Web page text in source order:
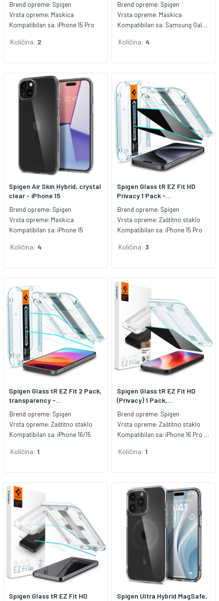
Brend opreme: Spigen
Vrsta opreme: Maskica
Kompatibilan sa: iPhone 15 Pro
Količina: 2
Brend opreme: Spigen
Vrsta opreme: Maskica
Kompatibilan sa: Samsung Galaxy S24
Količina: 4
Spigen Air Skin Hybrid, crystal
clear - iPhone 15
Brend opreme: Spigen
Vrsta opreme: Maskica
Kompatibilan sa: iPhone 15
Količina: 4
Spigen Glass tR EZ Fit HD
Privacy 1 Pack -...
Brend opreme: Spigen
Vrsta opreme: Zaštitno staklo
Kompatibilan sa: iPhone 15 Pro
Količina: 3
Spigen Glass tR EZ Fit 2 Pack,
transparency -...
Brend opreme: Spigen
Vrsta opreme: Zaštitno staklo
Kompatibilan sa: iPhone 16/15
Količina: 1
Spigen Glass tR EZ Fit HD
(Privacy) 1 Pack,...
Brend opreme: Spigen
Vrsta opreme: Zaštitno staklo
Kompatibilan sa: iPhone 16 Pro Max
Količina: 1
Spigen Glass tR EZ Fit HD
Spigen Ultra Hybrid MagSafe,